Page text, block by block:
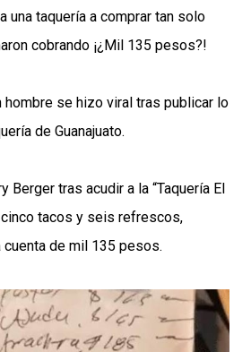
una taquería a comprar tan solo
cobrando ¡¿Mil 135 pesos?!
hombre se hizo viral tras publicar lo
de Guanajuato.
Berger tras acudir a la “Taquería El
cinco tacos y seis refrescos,
cuenta de mil 135 pesos.